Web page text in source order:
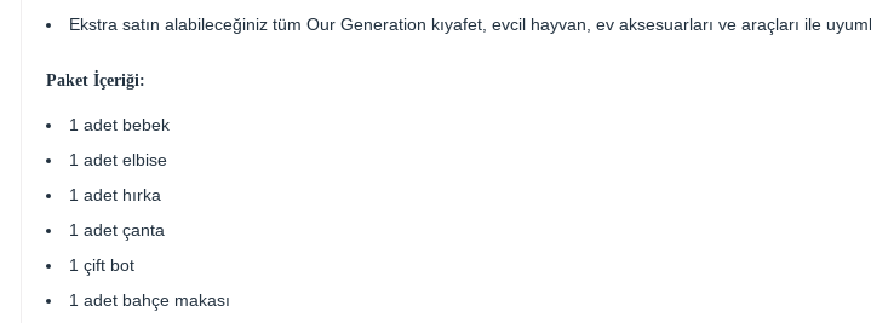
Ekstra satın alabileceğiniz tüm Our Generation kıyafet, evcil hayvan, ev aksesuarları ve araçları ile
Paket İçeriği:
1 adet bebek
1 adet elbise
1 adet hırka
1 adet çanta
1 çift bot
1 adet bahçe makası